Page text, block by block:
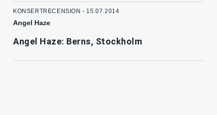
KONSERTRECENSION - 15.07.2014
Angel Haze
Angel Haze: Berns, Stockholm